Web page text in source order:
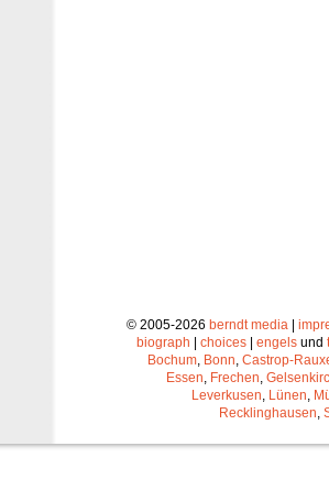
© 2005-2026 berndt media |
biograph | choices | engels und
Bochum Bonn Castrop-
Essen Frechen
Leverkusen Lünen
Recklinghausen